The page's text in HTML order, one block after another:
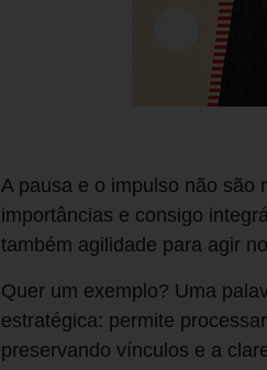
A pausa e o impulso não são
importâncias e consigo
também agilidade para agir
Quer um exemplo? Uma
estratégica: permite
preservando vínculos e a